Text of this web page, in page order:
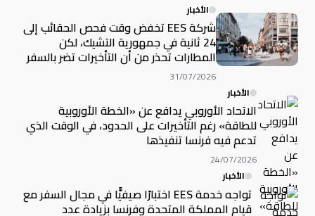
الأخبار
شركة EES تخفض وقت فحص الحقائب إلى
24 ثانية في جمهورية التشيك، لكن
المطارات تحذر من أن التأخيرات تضر بالسفر
31/07/2026
الأخبار
الاتحاد الأوروبي يدافع عن «الخطة الأوروبية
للطاقة» رغم التأخيرات على الحدود، في الوقت الذي
تدعم فيه فرنسا تنفيذها
24/07/2026
الأخبار
تواجه خدمة EES اختبارًا صيفيًّا في مجال السفر مع
قيام المملكة المتحدة وفرنسا بزيادة عدد